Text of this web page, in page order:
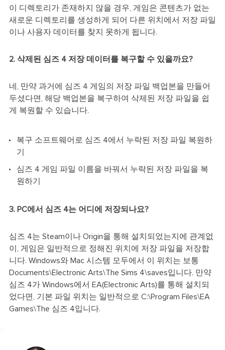
이 디렉토리가 존재하지 않을 경우, 게임은 콘텐츠가 없는
새로운 디렉토리를 생성하게 되어 다른 위치에서 저장 파일
이나 사용자 데이터를 찾지 못하게 됩니다.
2. 삭제된 심즈 4 저장 데이터를 복구할 수 있을까요?
네, 만약 과거에 심즈 4 게임의 저장 파일 백업본을 만들어
두셨다면, 해당 백업본을 복구하여 삭제된 저장 파일을 쉽
게 복원할 수 있습니다.
복구 소프트웨어로 심즈 4에서 누락된 저장 파일 복원하
기
심즈 4 게임 파일 이름을 바꿔서 누락된 저장 파일을 복
원하기
3. PC에서 심즈 4는 어디에 저장되나요?
심즈 4는 Steam이나 Origin을 통해 설치되었는지에 관계없
이, 게임은 일반적으로 정해진 위치에 저장 파일을 저장합
니다. Windows와 Mac 시스템 모두에서 이 위치는 보통
Documents\Electronic Arts\The Sims 4\saves입니다. 만약
심즈 4가 Windows에서 EA(Electronic Arts)를 통해 설치되
었다면, 기본 파일 위치는 일반적으로 C:\Program Files\EA
Games\The 심즈 4입니다.